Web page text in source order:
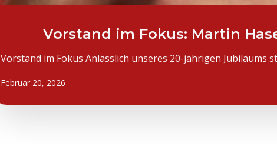
Vorstand im Fokus: Martin
Vorstand im Fokus Anlässlich unseres 20-jährigen Jubiläums
Februar 20, 2026